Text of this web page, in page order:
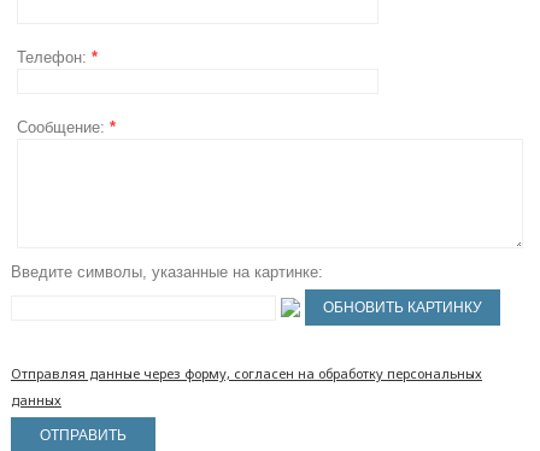
Телефон: *
Сообщение: *
Введите символы, указанные на картинке:
Отправляя данные через форму, согласен на обработку персональных
данных